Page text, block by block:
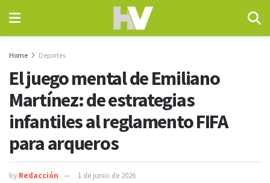
Home Deportes
El juego mental de Emiliano
Martínez: de estrategias
infantiles al reglamento FIFA
para arqueros
by Redacción 1 de junio de 2026